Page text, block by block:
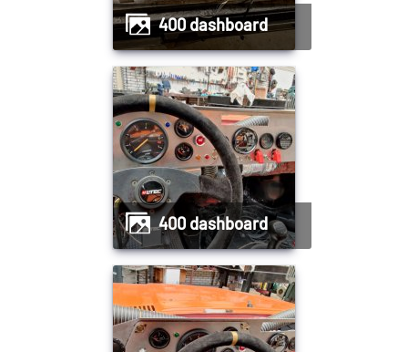
400 dashboard
400 dashboard